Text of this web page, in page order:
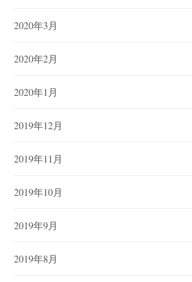
2020年3月
2020年2月
2020年1月
2019年12月
2019年11月
2019年10月
2019年9月
2019年8月